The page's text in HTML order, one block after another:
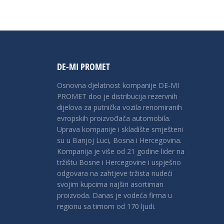
DE-MI PROMET
Osnovna djelatnost kompanije DE-MI
PROMET doo je distribucija rezervnih
dijelova za putnička vozila renomiranih
evropskih proizvođača automobila.
Uprava kompanije i skladište smješteni
su u Banjoj Luci, Bosna i Hercegovina.
Kompanija je više od 21 godine lider na
tržištu Bosne i Hercegovine i uspješno
odgovara na zahtjeve tržista nudeći
svojim kupcima najširi asortiman
proizvoda. Danas je vodeća firma u
regionu sa timom od 170 ljudi.